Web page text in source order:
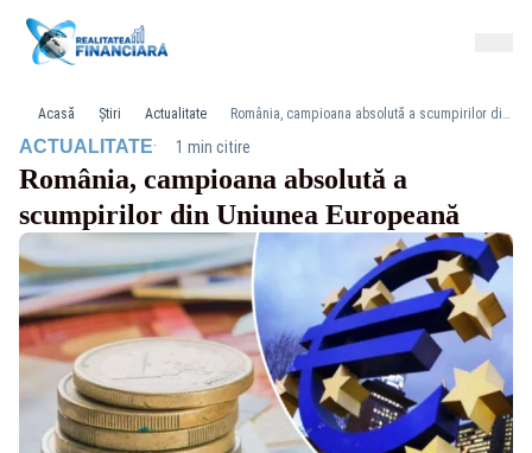
Acasă Știri Actualitate România, campioana absolută a scumpirilor din Uniunea Europeană
ACTUALITATE· 1 min citire
România, campioana absolută a
scumpirilor din Uniunea Europeană